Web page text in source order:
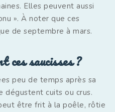
Elles peuvent aussi
». À noter que ces
de septembre à mars.
ces saucisses ?
peu de temps après sa
dégustent cuits ou crus.
être frit à la poêle, rôtie